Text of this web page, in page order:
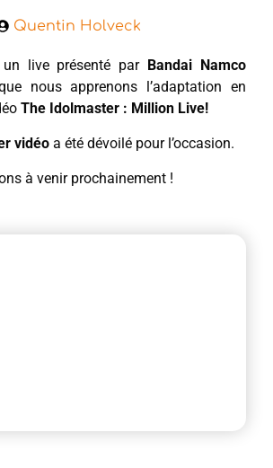
Quentin Holveck
un live présenté par Bandai Namco
nous apprenons l’adaptation en
The Idolmaster : Million Live!
vidéo a été dévoilé pour l’occasion.
à venir prochainement !